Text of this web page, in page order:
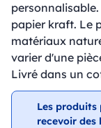
papier kraft. Le
matériaux
varier d'une
Livré dans un
Les produits
recevoir des